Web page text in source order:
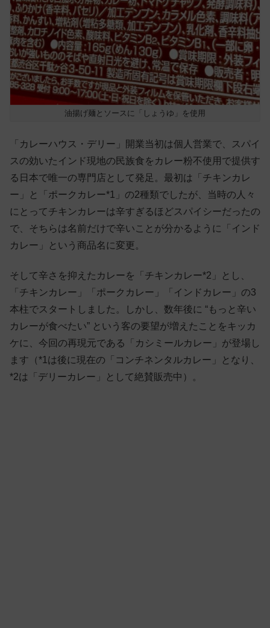
油揚げ麺とソースに「しょうゆ」を使用
「カレーハウス・デリー」開業当初は個人営業で、スパイ
スの効いたインド現地の民族食をカレー粉不使用で提供す
る日本で唯一の専門店として発足。最初は「チキンカレ
ー」と「ポークカレー*1」の2種類でしたが、当時の人々
にとってチキンカレーは辛すぎるほどスパイシーだったの
で、そちらは名前だけで辛いことが分かるように「インド
カレー」という商品名に変更。
そして辛さを抑えたカレーを「チキンカレー*2」とし、
「チキンカレー」「ポークカレー」「インドカレー」の3
本柱でスタートしました。しかし、数年後に “もっと辛い
カレーが食べたい” という客の要望が増えたことをキッカ
ケに、今回の再現元である「カシミールカレー」が登場し
ます（*1は後に現在の「コンチネンタルカレー」となり、
*2は「デリーカレー」として絶賛販売中）。